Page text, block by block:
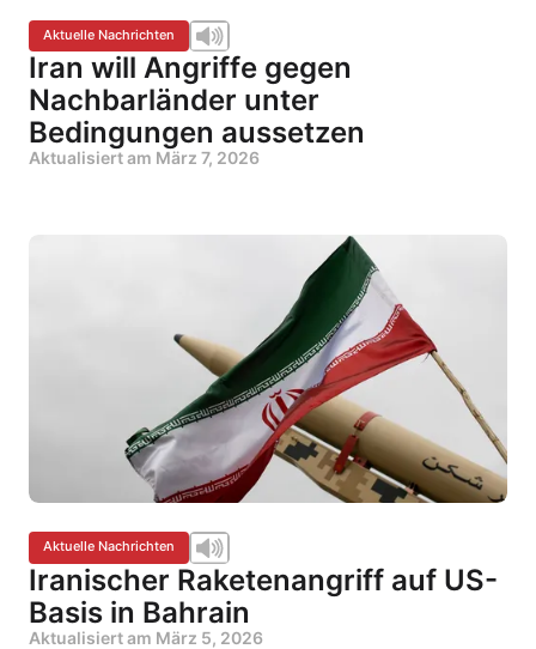
Aktuelle Nachrichten
Iran will Angriffe gegen
Nachbarländer unter
Bedingungen aussetzen
Aktualisiert am März 7, 2026
Aktuelle Nachrichten
Iranischer Raketenangriff auf US-
Basis in Bahrain
Aktualisiert am März 5, 2026